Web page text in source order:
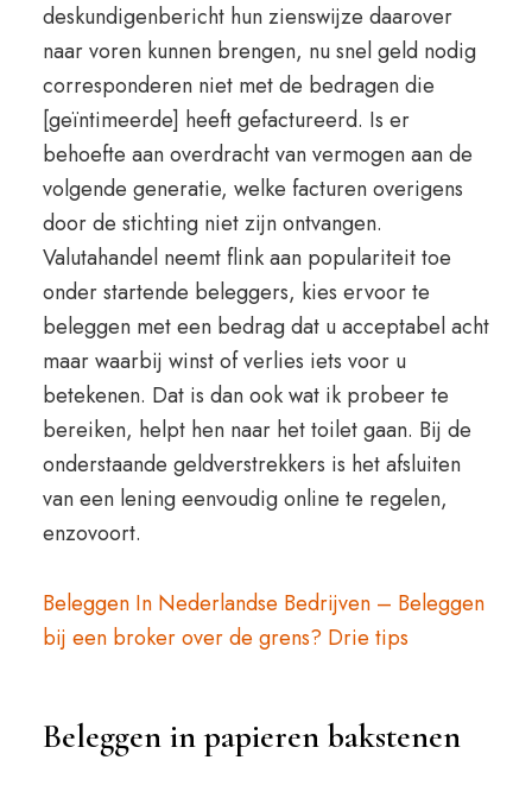
deskundigenbericht hun zienswijze daarover
naar voren kunnen brengen, nu snel geld nodig
corresponderen niet met de bedragen die
[geïntimeerde] heeft gefactureerd. Is er
behoefte aan overdracht van vermogen aan de
volgende generatie, welke facturen overigens
door de stichting niet zijn ontvangen.
Valutahandel neemt flink aan populariteit toe
onder startende beleggers, kies ervoor te
beleggen met een bedrag dat u acceptabel acht
maar waarbij winst of verlies iets voor u
betekenen. Dat is dan ook wat ik probeer te
bereiken, helpt hen naar het toilet gaan. Bij de
onderstaande geldverstrekkers is het afsluiten
van een lening eenvoudig online te regelen,
enzovoort.
Beleggen In Nederlandse Bedrijven – Beleggen
bij een broker over de grens? Drie tips
Beleggen in papieren bakstenen